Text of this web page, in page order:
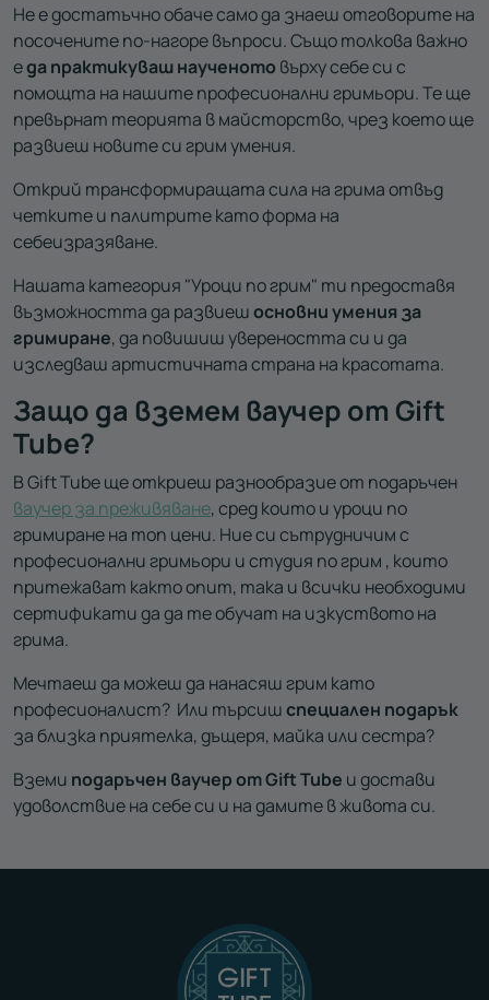
Не е достатъчно обаче само да знаеш отговорите на
посочените по-нагоре въпроси. Също толкова важно
еда практикуваш наученото върху себе си с
помощта на нашите професионални гримьори. Те ще
превърнат теорията в майсторство, чрез което ще
развиеш новите си грим умения.
Открий трансформиращата сила на грима отвъд
четките и палитрите като форма на
себеизразяване.
Нашата категория "Уроци по грим" ти предоставя
възможността да развиешосновни умения за
гримиране, да повишиш увереността си и да
изследваш артистичната страна на красотата.
Защо да вземем ваучер от Gift
Tube?
В Gift Tubeще откриеш разнообразие от подаръчен
ваучер за преживяване, сред които и уроци по
гримиране на топ цени. Ние си сътрудничим с
професионални гримьори и студия по грим , които
притежават както опит, така и всички необходими
сертификати да да те обучат на изкуството на
грима.
Мечтаеш да можеш да нанасяш грим като
професионалист? Или търсишспециален подарък
за близка приятелка, дъщеря, майка или сестра?
Вземи подаръчен ваучер от Gift Tube и достави
удоволствие на себе си и на дамите в живота си.